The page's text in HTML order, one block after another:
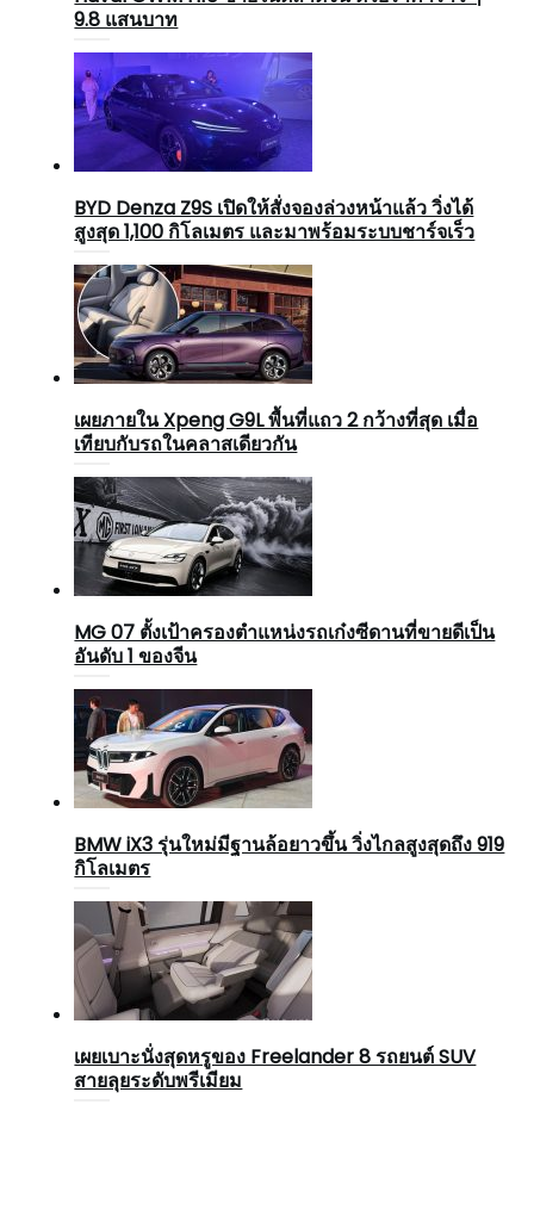
9.8 แสนบาท
BYD Denza Z9S เปิดให้สั่งจองล่วงหน้าแล้ว วิ่งได้
สูงสุด 1,100 กิโลเมตร และมาพร้อมระบบชาร์จเร็ว
เผยภายใน Xpeng G9L พื้นที่แถว 2 กว้างที่สุด เมื่อ
เทียบกับรถในคลาสเดียวกัน
MG 07 ตั้งเป้าครองตำแหน่งรถเก๋งซีดานที่ขายดีเป็น
อันดับ 1 ของจีน
BMW iX3 รุ่นใหม่มีฐานล้อยาวขึ้น วิ่งไกลสูงสุดถึง 919
กิโลเมตร
เผยเบาะนั่งสุดหรูของ Freelander 8 รถยนต์ SUV
สายลุยระดับพรีเมียม